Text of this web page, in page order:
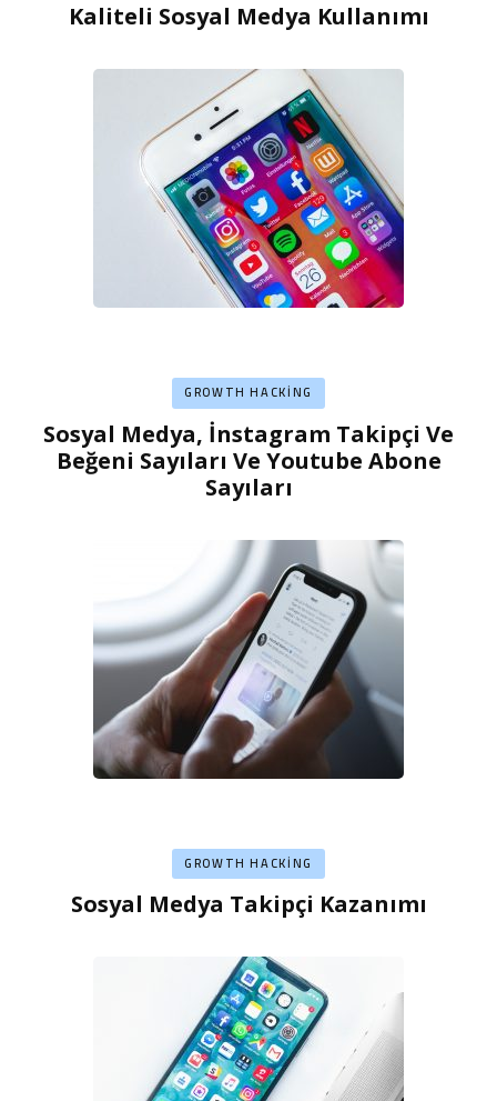
Kaliteli Sosyal Medya Kullanımı
GROWTH HACKING
Sosyal Medya, İnstagram Takipçi Ve
Beğeni Sayıları Ve Youtube Abone
Sayıları
GROWTH HACKING
Sosyal Medya Takipçi Kazanımı